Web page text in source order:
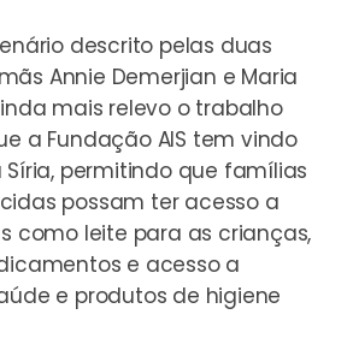
descrito pelas duas
Annie Demerjian e Maria
mais relevo o trabalho
a Fundação AIS tem vindo
permitindo que famílias
possam ter acesso a
como leite para as crianças,
e acesso a
e produtos de higiene